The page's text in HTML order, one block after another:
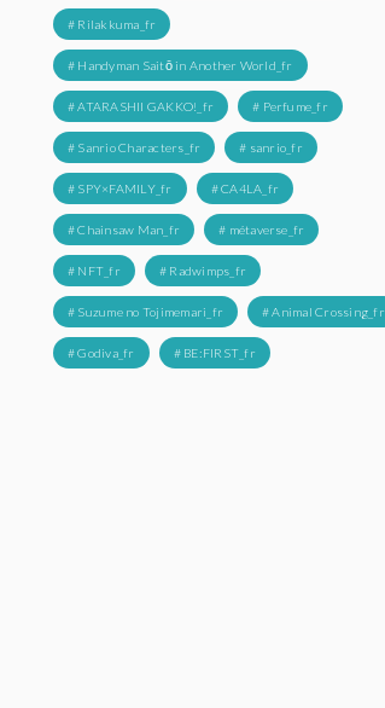
# Rilakkuma_fr
# Handyman Saitō in Another World_fr
# ATARASHII GAKKO!_fr # Perfume_fr
# Sanrio Characters_fr # sanrio_fr
# SPY×FAMILY_fr # CA4LA_fr
# Chainsaw Man_fr # métaverse_fr
# NFT_fr # Radwimps_fr
# Suzume no Tojimemari_fr # Animal Crossing_fr
# Godiva_fr # BE:FIRST_fr